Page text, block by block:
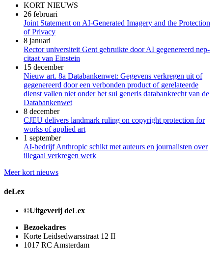
KORT NIEUWS
26 februari
Joint Statement on AI-Generated Imagery and the Protection
of Privacy
8 januari
Rector universiteit Gent gebruikte door AI gegenereerd nep-
citaat van Einstein
15 december
Nieuw art. 8a Databankenwet: Gegevens verkregen uit of
gegenereerd door een verbonden product of gerelateerde
dienst vallen niet onder het sui generis databankrecht van de
Databankenwet
8 december
CJEU delivers landmark ruling on copyright protection for
works of applied art
1 september
AI-bedrijf Anthropic schikt met auteurs en journalisten over
illegaal verkregen werk
Meer kort nieuws
deLex
©Uitgeverij deLex
Bezoekadres
Korte Leidsedwarsstraat 12 II
1017 RC Amsterdam